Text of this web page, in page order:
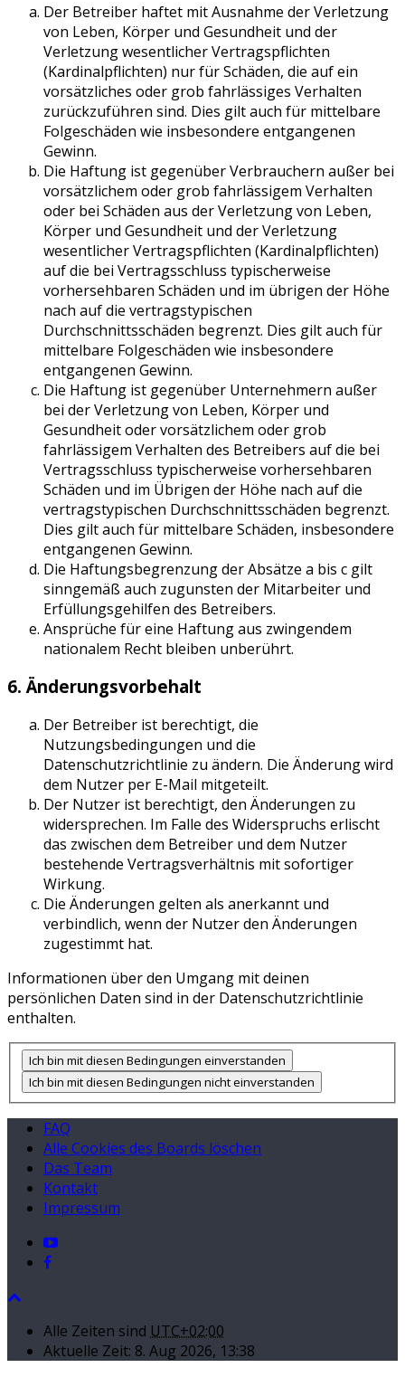
Der Betreiber haftet mit Ausnahme der Verletzung
von Leben, Körper und Gesundheit und der
Verletzung wesentlicher Vertragspflichten
(Kardinalpflichten) nur für Schäden, die auf ein
vorsätzliches oder grob fahrlässiges Verhalten
zurückzuführen sind. Dies gilt auch für mittelbare
Folgeschäden wie insbesondere entgangenen
Gewinn.
Die Haftung ist gegenüber Verbrauchern außer bei
vorsätzlichem oder grob fahrlässigem Verhalten
oder bei Schäden aus der Verletzung von Leben,
Körper und Gesundheit und der Verletzung
wesentlicher Vertragspflichten (Kardinalpflichten)
auf die bei Vertragsschluss typischerweise
vorhersehbaren Schäden und im übrigen der Höhe
nach auf die vertragstypischen
Durchschnittsschäden begrenzt. Dies gilt auch für
mittelbare Folgeschäden wie insbesondere
entgangenen Gewinn.
Die Haftung ist gegenüber Unternehmern außer
bei der Verletzung von Leben, Körper und
Gesundheit oder vorsätzlichem oder grob
fahrlässigem Verhalten des Betreibers auf die bei
Vertragsschluss typischerweise vorhersehbaren
Schäden und im Übrigen der Höhe nach auf die
vertragstypischen Durchschnittsschäden begrenzt.
Dies gilt auch für mittelbare Schäden, insbesondere
entgangenen Gewinn.
Die Haftungsbegrenzung der Absätze a bis c gilt
sinngemäß auch zugunsten der Mitarbeiter und
Erfüllungsgehilfen des Betreibers.
Ansprüche für eine Haftung aus zwingendem
nationalem Recht bleiben unberührt.
6. Änderungsvorbehalt
Der Betreiber ist berechtigt, die
Nutzungsbedingungen und die
Datenschutzrichtlinie zu ändern. Die Änderung wird
dem Nutzer per E-Mail mitgeteilt.
Der Nutzer ist berechtigt, den Änderungen zu
widersprechen. Im Falle des Widerspruchs erlischt
das zwischen dem Betreiber und dem Nutzer
bestehende Vertragsverhältnis mit sofortiger
Wirkung.
Die Änderungen gelten als anerkannt und
verbindlich, wenn der Nutzer den Änderungen
zugestimmt hat.
Informationen über den Umgang mit deinen
persönlichen Daten sind in der Datenschutzrichtlinie
enthalten.
FAQ
Alle Cookies des Boards löschen
Das Team
Kontakt
Impressum
Alle Zeiten sind UTC+02:00
Aktuelle Zeit: 8. Aug 2026, 13:38